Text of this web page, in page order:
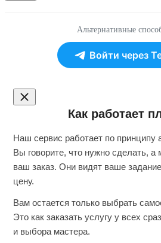
Альтернативные
Войти через
Как работает
Наш сервис работает по принципу
Вы говорите, что нужно сделать, а
ваш заказ. Они видят ваше
цену.
Вам остается только выбрать
Это как заказать услугу у всех
и выбора мастера.